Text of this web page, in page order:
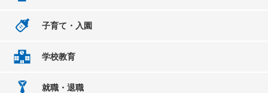
子育て・入園
学校教育
就職・退職